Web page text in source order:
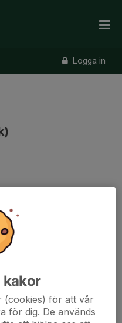
Logga in
kakor
(cookies) för att vår
för dig. De används